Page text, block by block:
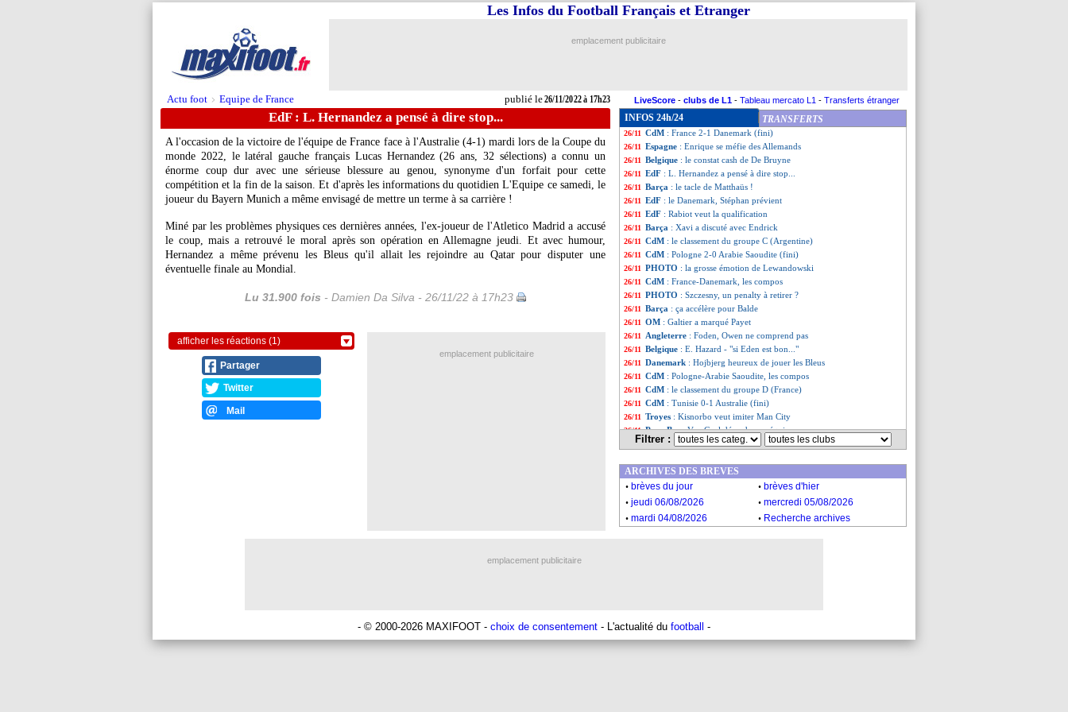
Actu foot > Equipe de France publié le26/11/2022 à 17h23
Les Infos du Football Français et Etranger
emplacement publicitaire
LiveScore - clubs de L1 - Tableau mercato L1 - Transferts étranger
EdF : L. Hernandez a pensé à dire stop...
A l'occasion de la victoire de l'équipe de France face à l'Australie (4-1) mardi lors de la Coupe du
monde 2022, le latéral gauche français Lucas Hernandez (26 ans, 32 sélections) a connu un
énorme coup dur avec une sérieuse blessure au genou, synonyme d'un forfait pour cette
compétition et la fin de la saison. Et d'après les informations du quotidien L'Equipe ce samedi, le
joueur du Bayern Munich a même envisagé de mettre un terme à sa carrière !
Miné par les problèmes physiques ces dernières années, l'ex-joueur de l'Atletico Madrid a accusé
le coup, mais a retrouvé le moral après son opération en Allemagne jeudi. Et avec humour,
Hernandez a même prévenu les Bleus qu'il allait les rejoindre au Qatar pour disputer une
éventuelle finale au Mondial.
Lu 31.900 fois - Damien Da Silva - 26/11/22 à 17h23
afficher les réactions (1)
Partager
Twitter
Mail
INFOS 24h/24 TRANSFERTS
26/11 EdF: Benzema, la mise au point de Tchouaméni
26/11 VIDEO
26/11 EdF: 31 buts, Mbappé rejoint Zidane !
26/11 CdM: le classement du groupe D (France)
26/11 CdM : France 2-1 Danemark (fini)
26/11 Espagne : Enrique se méfie des Allemands
26/11 Belgique : le constat cash de De Bruyne
26/11 EdF : L. Hernandez a pensé à dire stop...
26/11 Barça : le tacle de Matthaüs !
26/11 EdF : le Danemark, Stéphan prévient
26/11 EdF : Rabiot veut la qualification
26/11 Barça : Xavi a discuté avec Endrick
26/11 CdM : le classement du groupe C (Argentine)
26/11 CdM : Pologne 2-0 Arabie Saoudite (fini)
26/11 PHOTO : la grosse émotion de Lewandowski
26/11 CdM : France-Danemark, les compos
26/11 PHOTO : Szczesny, un penalty à retirer ?
26/11 Barça : ça accélère pour Balde
26/11 OM : Galtier a marqué Payet
26/11 Angleterre : Foden, Owen ne comprend pas
26/11 Belgique : E. Hazard - "si Eden est bon..."
26/11 Danemark : Hojbjerg heureux de jouer les Bleus
26/11 CdM : Pologne-Arabie Saoudite, les compos
26/11 CdM : le classement du groupe D (France)
26/11 CdM : Tunisie 0-1 Australie (fini)
26/11 Troyes : Kisnorbo veut imiter Man City
26/11 Pays-Bas: Van Gaal déçu de son équipe
26/11 Portugal: Bruno Fernandes défend Ronaldo
26/11 Brésil: Neymar, Raphinha sort la sulfateuse
26/11 EdF: Mbappé tireur, Valbuena s'étonne
26/11 Pays-Bas: Van Dijk répond à Van Basten
26/11 Arabie Saoudite: un cadeau pour les joueurs
Filtrer :
emplacement publicitaire
ARCHIVES DES BREVES
. brèves du jour . brèves d'hier
. jeudi 06/08/2026 . mercredi 05/08/2026
. mardi 04/08/2026 . Recherche archives
emplacement publicitaire
- © 2000-2026 MAXIFOOT - choix de consentement - L'actualité du football -